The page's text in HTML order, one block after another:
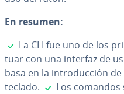
En resumen:
✓
La CLI fue uno de los
tuar con una interfaz de
basa en la in­tro­du­c­ción
teclado.
✓
Los comandos